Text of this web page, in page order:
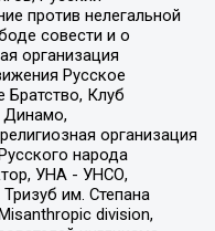
против нелегальной
совести и о
организация
Русское
Братство, Клуб
Динамо,
организация
народа
УНА - УНСО,
им. Степана
division,